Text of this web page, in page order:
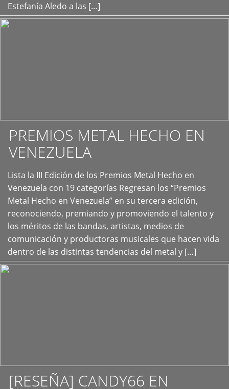
Estefanía Aledo a las […]
PREMIOS METAL HECHO EN
VENEZUELA
Lista la III Edición de los Premios Metal Hecho en
Venezuela con 19 categorías Regresan los “Premios
Metal Hecho en Venezuela” en su tercera edición,
reconociendo, premiando y promoviendo el talento y
los méritos de las bandas, artistas, medios de
comunicación y productoras musicales que hacen vida
dentro de las distintas tendencias del metal y […]
+
[RESEÑA] CANDY66 EN